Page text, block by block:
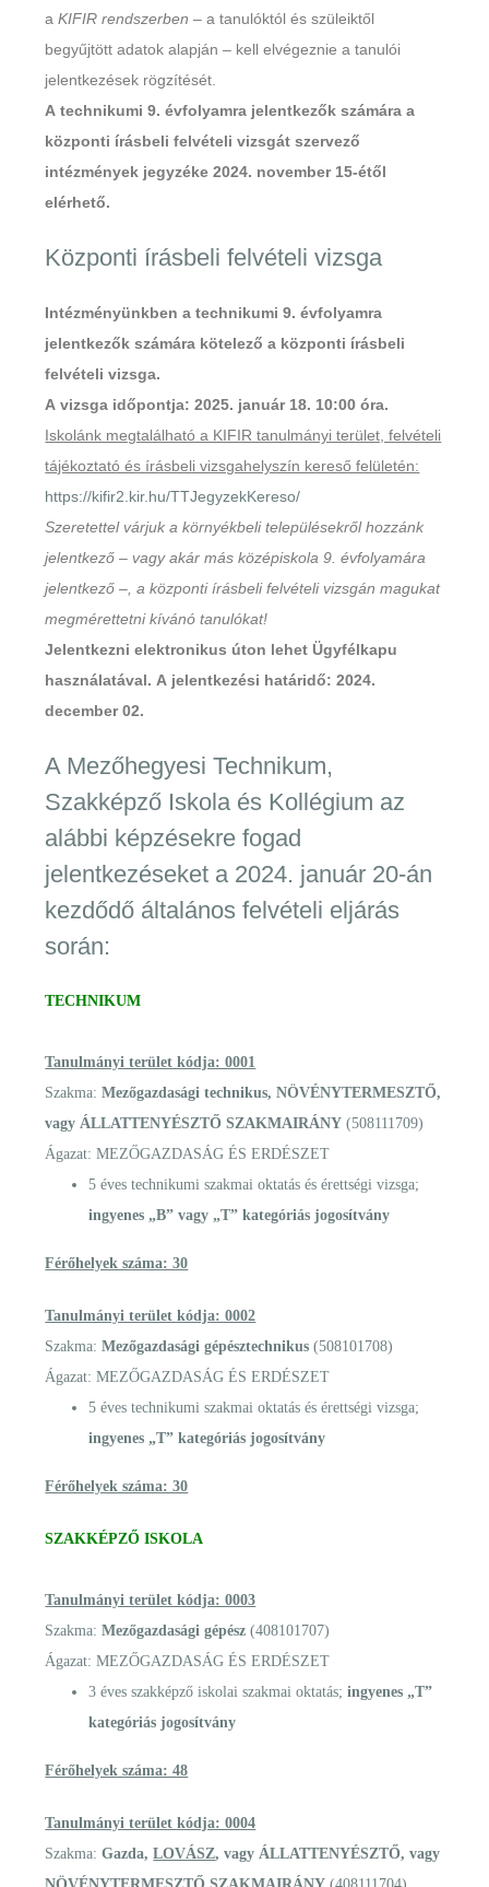
aKIFIRrendszerben – a tanulóktól és szüleiktől
begyűjtött adatok alapján – kell elvégeznie a tanulói
jelentkezések rögzítését.
A technikumi 9. évfolyamra jelentkezők számára a
központi írásbeli felvételi vizsgát szervező
intézmények jegyzéke 2024. november 15-étől
elérhető.
Központi írásbeli felvételi vizsga
Intézményünkben a technikumi 9. évfolyamra
jelentkezők számára kötelező a központi írásbeli
felvételi vizsga.
A vizsga időpontja: 2025. január 18. 10:00 óra.
Iskolánk megtalálható a KIFIR tanulmányi terület, felvételi
tájékoztató és írásbeli vizsgahelyszín kereső felületén:
https://kifir2.kir.hu/TTJegyzekKereso/
Szeretettel várjuk a környékbeli településekről hozzánk
jelentkező – vagy akár más középiskola 9. évfolyamára
jelentkező –, a központi írásbeli felvételi vizsgán magukat
megmérettetni kívánó tanulókat!
Jelentkezni elektronikus úton lehet Ügyfélkapu
használatával. A jelentkezési határidő: 2024.
december 02.
A Mezőhegyesi Technikum,
Szakképző Iskola és Kollégium az
alábbi képzésekre fogad
jelentkezéseket a 2024. január 20-án
kezdődő általános felvételi eljárás
során:
TECHNIKUM
Tanulmányi terület kódja: 0001
Szakma:Mezőgazdasági technikus, NÖVÉNYTERMESZTŐ,
vagy ÁLLATTENYÉSZTŐ SZAKMAIRÁNY (508111709)
Ágazat: MEZŐGAZDASÁG ÉS ERDÉSZET
5 éves technikumi szakmai oktatás és érettségi vizsga;
ingyenes „B” vagy „T” kategóriás jogosítvány
Férőhelyek száma: 30
Tanulmányi terület kódja: 0002
Szakma:Mezőgazdasági gépésztechnikus (508101708)
Ágazat: MEZŐGAZDASÁG ÉS ERDÉSZET
5 éves technikumi szakmai oktatás és érettségi vizsga;
ingyenes „T” kategóriás jogosítvány
Férőhelyek száma: 30
SZAKKÉPZŐ ISKOLA
Tanulmányi terület kódja: 0003
Szakma:Mezőgazdasági gépész (408101707)
Ágazat: MEZŐGAZDASÁG ÉS ERDÉSZET
3 éves szakképző iskolai szakmai oktatás;ingyenes „T”
kategóriás jogosítvány
Férőhelyek száma: 48
Tanulmányi terület kódja: 0004
Szakma:Gazda,LOVÁSZ, vagy ÁLLATTENYÉSZTŐ, vagy